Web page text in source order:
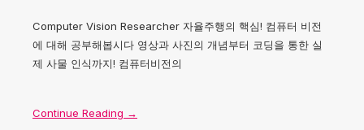
Computer Vision Researcher 자율주행의 핵심! 컴퓨터 비전
에 대해 공부해봅시다 영상과 사진의 개념부터 코딩을 통한 실
제 사물 인식까지! 컴퓨터비전의
Continue Reading →